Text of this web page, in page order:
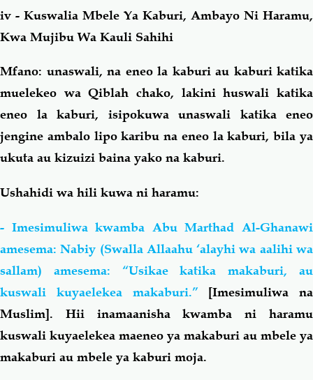
iv - Kuswalia Mbele Ya Kaburi, Ambayo Ni Haramu,
Kwa Mujibu Wa Kauli Sahihi
Mfano: unaswali, na eneo la kaburi au kaburi katika
muelekeo wa Qiblah chako, lakini huswali katika
eneo la kaburi, isipokuwa unaswali katika eneo
jengine ambalo lipo karibu na eneo la kaburi, bila ya
ukuta au kizuizi baina yako na kaburi.
Ushahidi wa hili kuwa ni haramu:
- Imesimuliwa kwamba Abu Marthad Al-Ghanawi
amesema: Nabiy (Swalla Allaahu ‘alayhi wa aalihi wa
sallam) amesema: “Usikae katika makaburi, au
kuswali kuyaelekea makaburi.” [Imesimuliwa na
Muslim]. Hii inamaanisha kwamba ni haramu
kuswali kuyaelekea maeneo ya makaburi au mbele ya
makaburi au mbele ya kaburi moja.